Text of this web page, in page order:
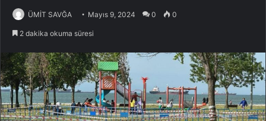
ÜMİT SAVĞA Mayıs 9, 2024 0 0
2 dakika okuma süresi